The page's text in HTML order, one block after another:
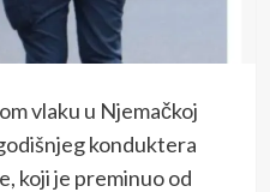
vlaku u Njemačkoj
konduktera
koji je preminuo od